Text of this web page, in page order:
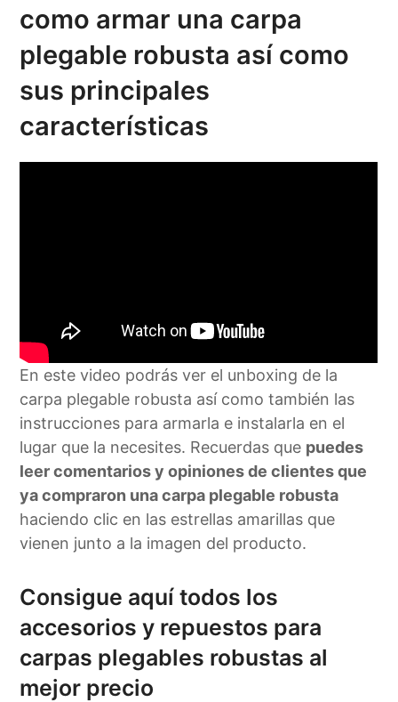
como armar una carpa
plegable robusta así como
sus principales
características
En este video podrás ver el unboxing de la
carpa plegable robusta así como también las
instrucciones para armarla e instalarla en el
lugar que la necesites. Recuerdas que puedes
leer comentarios y opiniones de clientes que
ya compraron una carpa plegable robusta
haciendo clic en las estrellas amarillas que
vienen junto a la imagen del producto.
Consigue aquí todos los
accesorios y repuestos para
carpas plegables robustas al
mejor precio